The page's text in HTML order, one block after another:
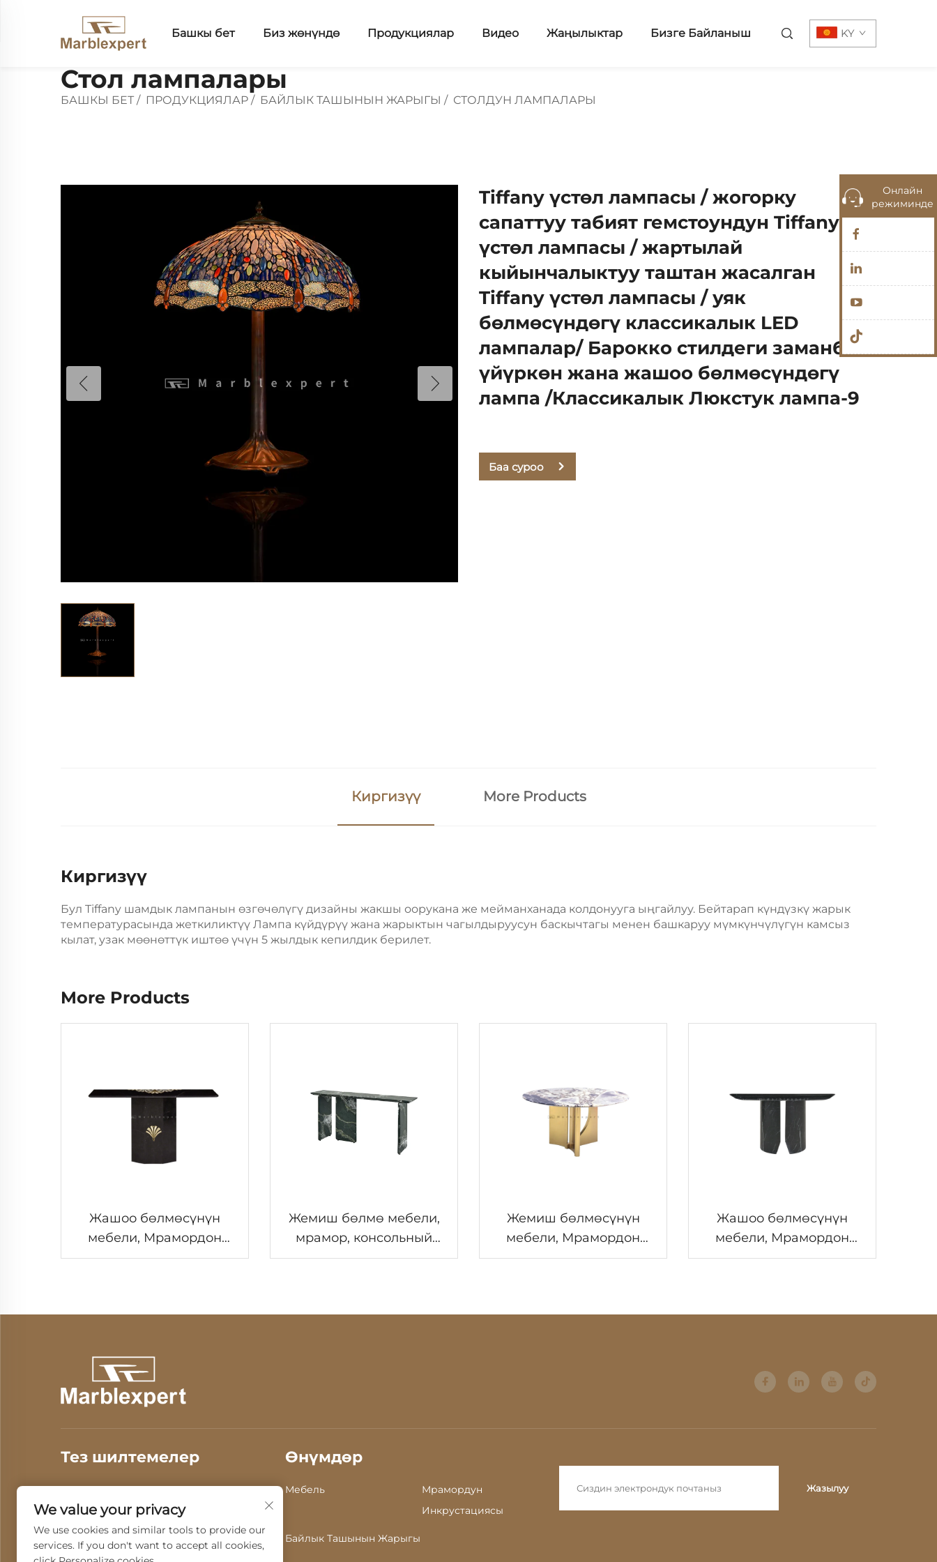
Башкы бет Биз жөнүндө Продукциялар Видео Жаңылыктар Бизге Байланыш KY
Стол лампалары
БАШКЫ БЕТ/ ПРОДУКЦИЯЛАР / БАЙЛЫК ТАШЫНЫН ЖАРЫГЫ / СТОЛДУН ЛАМПАЛАРЫ
Tiffany үстөл лампасы / жогорку
сапаттуу табият гемстоундун Tiffany
үстөл лампасы / жартылай
кыйынчалыктуу таштан жасалган
Tiffany үстөл лампасы / уяк
бөлмөсүндөгү классикалык LED
лампалар/ Барокко стилдеги заманбап
үйүркөн жана жашоо бөлмөсүндөгү
лампа /Классикалык Люкстук лампа-9
Баа суроо
Киргизүү More Products
Киргизүү
Бул Tiffany шамдык лампанын өзгөчөлүгү дизайны жакшы оорукана же мейманханада колдонууга ыңгайлуу. Бейтарап күндүзкү жарык
температурасында жеткиликтүү Лампа күйдүрүү жана жарыктын чагылдыруусун баскычтагы менен башкаруу мүмкүнчүлүгүн камсыз
кылат, узак мөөнөттүк иштөө үчүн 5 жылдык кепилдик берилет.
More Products
Жашоо бөлмөсүнүн
мебели, Мрамордон
жасалган тегерек стол
Жемиш бөлмө мебели,
мрамор, консольный
стол
Жемиш бөлмөсүнүн
мебели, Мрамордон
жасалган окуя столу
Жашоо бөлмөсүнүн
мебели, Мрамордон
жасалган тегерек стол
Онлайн
режиминде
Тез шилтемелер
Биз жөнүндө Продукциялар
Видео Жаңылыктар
Бизге Байланыш
Өнүмдөр
Мебель
Мрамордун
Инкрустациясы
Байлык Ташынын Жарыгы
Жазылуу
We value your privacy
We use cookies and similar tools to provide our
services. If you don't want to accept all cookies,